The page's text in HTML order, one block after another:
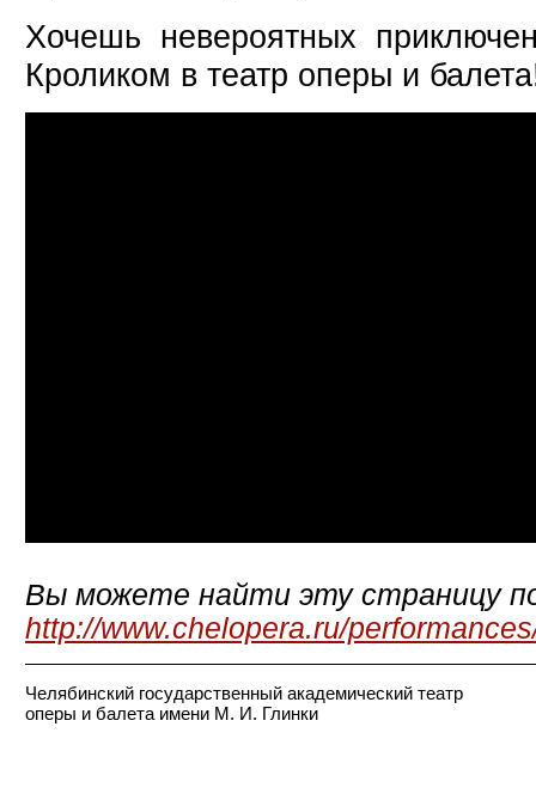
Хочешь невероятных
Кроликом в театр оперы и
Вы можете найти эту страницу
http://www.chelopera.ru/
Челябинский государственный академический театр
оперы и балета имени М. И. Глинки